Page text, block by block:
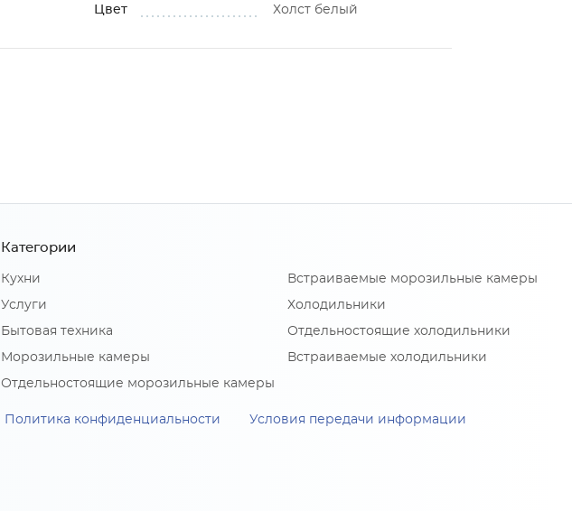
Цвет Холст белый
Категории
Кухни
Услуги
Бытовая техника
Морозильные камеры
Отдельностоящие морозильные камеры
Встраиваемые морозильные камеры
Холодильники
Отдельностоящие холодильники
Встраиваемые холодильники
Политика конфиденциальности Условия передачи информации